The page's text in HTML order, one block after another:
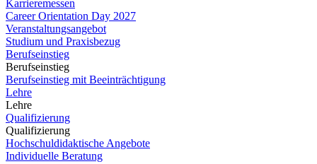
Karrieremessen
Career Orientation Day 2027
Veranstaltungsangebot
Studium und Praxisbezug
Berufseinstieg
Berufseinstieg
Berufseinstieg mit Beeinträchtigung
Lehre
Lehre
Qualifizierung
Qualifizierung
Hochschuldidaktische Angebote
Individuelle Beratung